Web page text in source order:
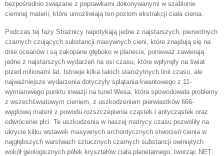
bezpośrednio związane z poprawkami dokonywanymi w szablonie
ciemnej materii, które umożliwiają ten poziom ekstrakcji ciała cienia.
Podczas tej fazy Strażnicy napotykają jedne z najstarszych, pierwotnych
czarnych czujących substancji masywnych cieni, które znajdują się na
dnie oceanów i są zakopane głęboko w planecie, ponieważ zawierają
jedne z najstarszych wydarzeń na osi czasu, które wpłynęły na świat
przed milionami lat. Istnieje kilka takich starożytnych linii czasu, ale
najważniejsze wydarzenia dotyczyły splątania kwantowego z 11-
wymiarowego punktu inwazji na tunel Wesa, która spowodowała problemy
z wszechświatowym cieniem, z uszkodzeniem pierwiastków 666-
węglowej materii z powodu rozszczepienia cząstek i antycząstek oraz
odwrócenie płci. Te uszkodzenia w naszej matrycy czasu pozwoliły na
ukrycie kilku wstawek masywnych archontycznych stworzeń cienia w
najgłębszych warstwach sztucznych czarnych substancji owiniętych
wokół geologicznych półek kryształów ciała planetarnego, tworząc NET.